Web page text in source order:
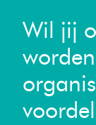
Wil jij